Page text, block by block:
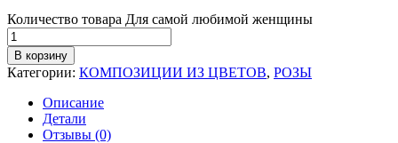
Количество товара Для самой любимой женщины
В корзину
Категории: КОМПОЗИЦИИ ИЗ ЦВЕТОВ, РОЗЫ
Описание
Детали
Отзывы (0)